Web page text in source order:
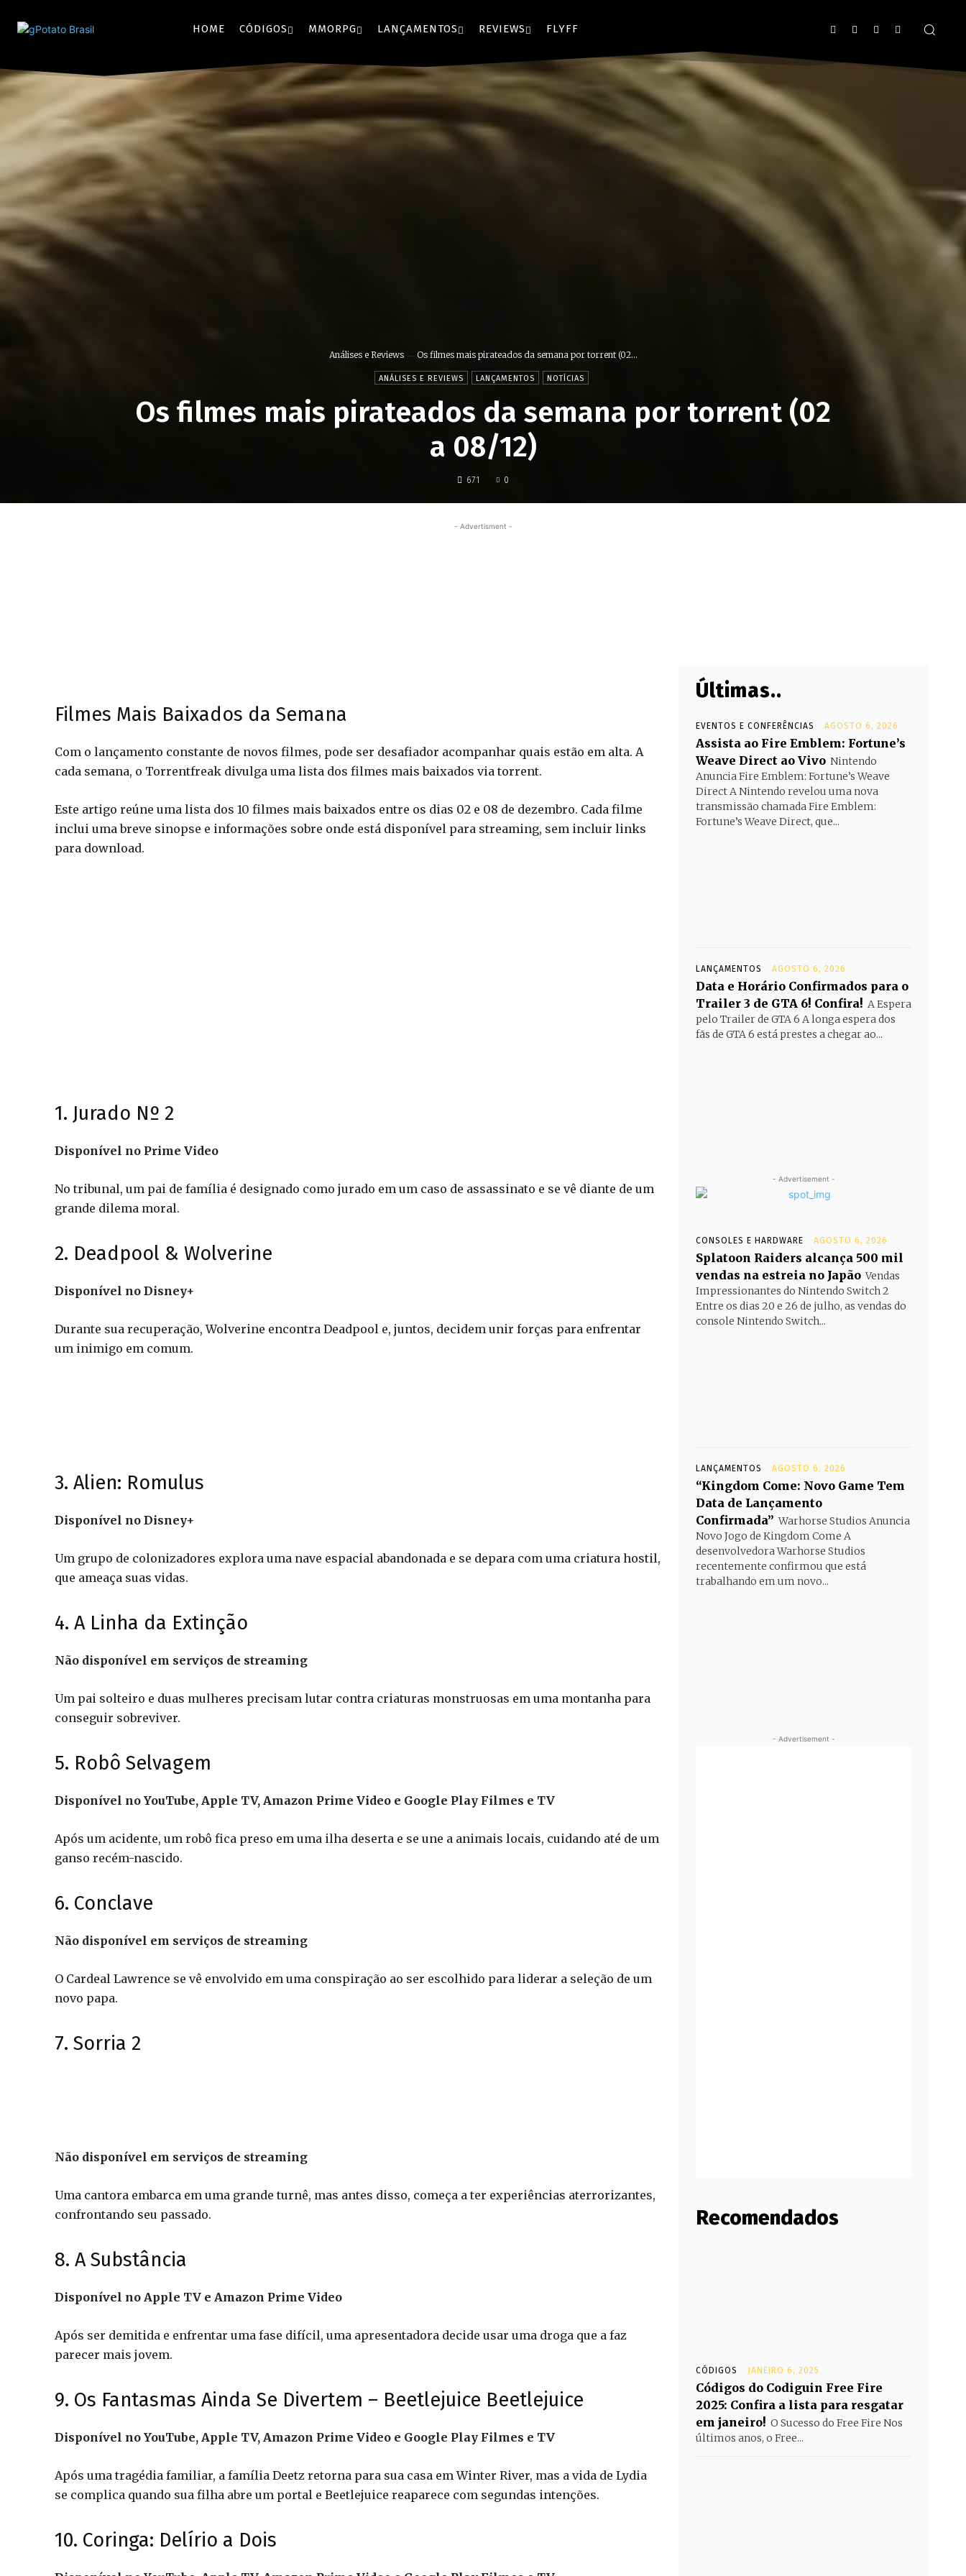
HOME CÓDIGOS MMORPG LANÇAMENTOS REVIEWS FLYFF
Análises e Reviews Os filmes mais pirateados da semana por torrent (02...
ANÁLISES E REVIEWS LANÇAMENTOS NOTÍCIAS
Os filmes mais pirateados da semana por torrent (02
a 08/12)
671 0
- Advertisment -
Filmes Mais Baixados da Semana
Com o lançamento constante de novos filmes, pode ser desafiador acompanhar quais estão em alta. A
cada semana, o Torrentfreak divulga uma lista dos filmes mais baixados via torrent.
Este artigo reúne uma lista dos 10 filmes mais baixados entre os dias 02 e 08 de dezembro. Cada filme
inclui uma breve sinopse e informações sobre onde está disponível para streaming, sem incluir links
para download.
1. Jurado Nº 2
Disponível no Prime Video
No tribunal, um pai de família é designado como jurado em um caso de assassinato e se vê diante de um
grande dilema moral.
2. Deadpool & Wolverine
Disponível no Disney+
Durante sua recuperação, Wolverine encontra Deadpool e, juntos, decidem unir forças para enfrentar
um inimigo em comum.
3. Alien: Romulus
Disponível no Disney+
Um grupo de colonizadores explora uma nave espacial abandonada e se depara com uma criatura hostil,
que ameaça suas vidas.
4. A Linha da Extinção
Não disponível em serviços de streaming
Um pai solteiro e duas mulheres precisam lutar contra criaturas monstruosas em uma montanha para
conseguir sobreviver.
5. Robô Selvagem
Disponível no YouTube, Apple TV, Amazon Prime Video e Google Play Filmes e TV
Após um acidente, um robô fica preso em uma ilha deserta e se une a animais locais, cuidando até de um
ganso recém-nascido.
6. Conclave
Não disponível em serviços de streaming
O Cardeal Lawrence se vê envolvido em uma conspiração ao ser escolhido para liderar a seleção de um
novo papa.
7. Sorria 2
Não disponível em serviços de streaming
Uma cantora embarca em uma grande turnê, mas antes disso, começa a ter experiências aterrorizantes,
confrontando seu passado.
8. A Substância
Disponível no Apple TV e Amazon Prime Video
Após ser demitida e enfrentar uma fase difícil, uma apresentadora decide usar uma droga que a faz
parecer mais jovem.
9. Os Fantasmas Ainda Se Divertem – Beetlejuice Beetlejuice
Disponível no YouTube, Apple TV, Amazon Prime Video e Google Play Filmes e TV
Após uma tragédia familiar, a família Deetz retorna para sua casa em Winter River, mas a vida de Lydia
se complica quando sua filha abre um portal e Beetlejuice reaparece com segundas intenções.
10. Coringa: Delírio a Dois
Últimas..
EVENTOS E CONFERÊNCIAS AGOSTO 6, 2026
Assista ao Fire Emblem: Fortune’s
Weave Direct ao Vivo Nintendo
Anuncia Fire Emblem: Fortune’s Weave
Direct A Nintendo revelou uma nova
transmissão chamada Fire Emblem:
Fortune’s Weave Direct, que...
LANÇAMENTOS AGOSTO 6, 2026
Data e Horário Confirmados para o
Trailer 3 de GTA 6! Confira! A Espera
pelo Trailer de GTA 6 A longa espera dos
fãs de GTA 6 está prestes a chegar ao...
- Advertisement -
CONSOLES E HARDWARE AGOSTO 6, 2026
Splatoon Raiders alcança 500 mil
vendas na estreia no Japão Vendas
Impressionantes do Nintendo Switch 2
Entre os dias 20 e 26 de julho, as vendas do
console Nintendo Switch...
LANÇAMENTOS AGOSTO 6, 2026
“Kingdom Come: Novo Game Tem
Data de Lançamento
Confirmada” Warhorse Studios Anuncia
Novo Jogo de Kingdom Come A
desenvolvedora Warhorse Studios
recentemente confirmou que está
trabalhando em um novo...
- Advertisement -
Recomendados
CÓDIGOS JANEIRO 6, 2025
Códigos do Codiguin Free Fire
2025: Confira a lista para resgatar
em janeiro! O Sucesso do Free Fire Nos
últimos anos, o Free...